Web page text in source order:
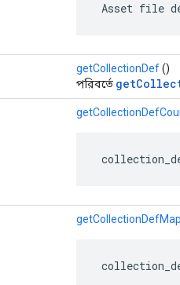
Asset file
getCollectionDef()
পরিবর্তে